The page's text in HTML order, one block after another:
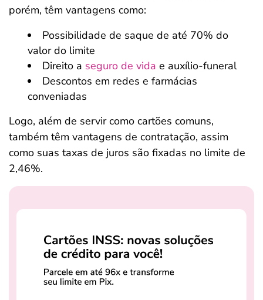
porém, têm vantagens como:
Possibilidade de saque de até 70% do
valor do limite
Direito a seguro de vida e auxílio-funeral
Descontos em redes e farmácias
conveniadas
Logo, além de servir como cartões comuns,
também têm vantagens de contratação, assim
como suas taxas de juros são fixadas no limite de
2,46%.